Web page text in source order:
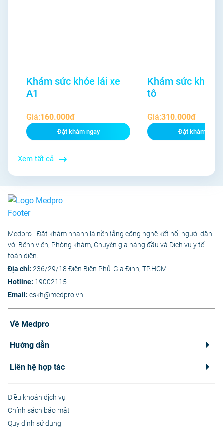
Khám sức khỏe lái xe
A1
Giá:160.000đ
Đặt khám ngay
Khám sức khỏe
tô
Giá:310.000đ
Đặt khám ngay
Xem tất cả
Medpro - Đặt khám nhanh là nền tảng công nghệ kết nối người dân
với Bệnh viện, Phòng khám, Chuyên gia hàng đầu và Dịch vụ y tế
toàn diện.
Địa chỉ: 236/29/18 Điện Biên Phủ, Gia Định, TP.HCM
Hotline: 19002115
Email: cskh@medpro.vn
Về Medpro
Hướng dẫn
Liên hệ hợp tác
Điều khoản dịch vụ
Chính sách bảo mật
Quy định sử dụng